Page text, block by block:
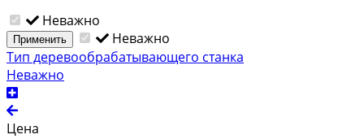
Неважно
Применить
Неважно
Тип деревообрабатывающего станка
Неважно
Цена